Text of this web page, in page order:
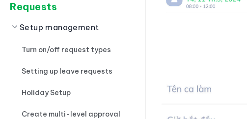
Requests
Setup management
Turn on/off request types
Setting up leave requests
Holiday Setup
Create multi-level approval